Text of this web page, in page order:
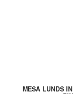
MESA LUNDS